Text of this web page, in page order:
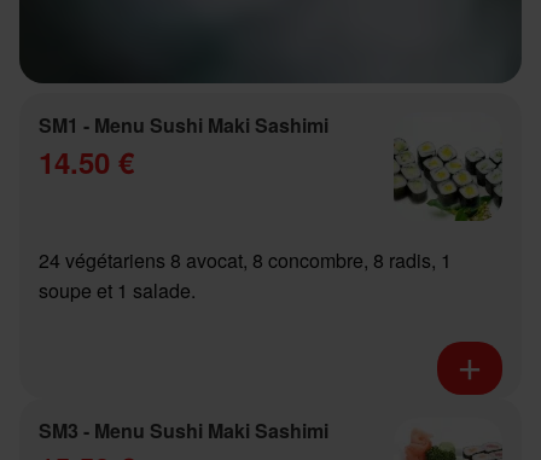
SM1 - Menu Sushi Maki Sashimi
14.50 €
24 végétariens 8 avocat, 8 concombre, 8 radis, 1
soupe et 1 salade.
SM3 - Menu Sushi Maki Sashimi